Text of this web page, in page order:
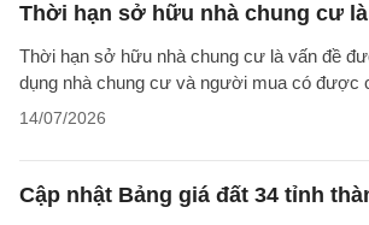
Thời hạn sở hữu nhà chung cư
Thời hạn sở hữu nhà chung cư là vấn đề
dụng nhà chung cư và người mua có được
14/07/2026
Cập nhật Bảng giá đất 34 tỉnh